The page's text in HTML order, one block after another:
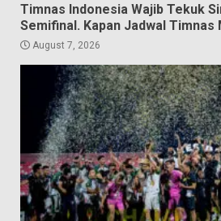
Timnas Indonesia Wajib Tekuk
Semifinal. Kapan Jadwal Timnas
August 7, 2026